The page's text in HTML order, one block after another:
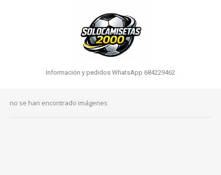
Información y pedidos WhatsApp 684229462
no se han encontrado imágenes